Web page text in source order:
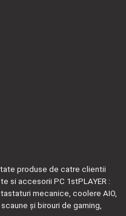
produse de catre clientii
si accesorii PC 1stPLAYER :
mecanice, coolere AIO,
și birouri de gaming,